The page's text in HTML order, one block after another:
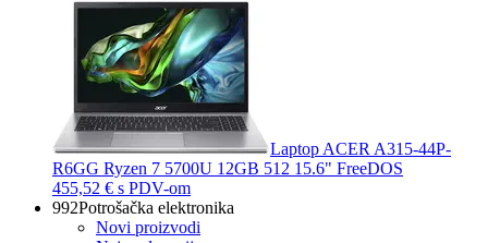
Laptop ACER A315-44P-
R6GG Ryzen 7 5700U 12GB 512 15.6" FreeDOS
455,52 € s PDV-om
992Potrošačka elektronika
Novi proizvodi